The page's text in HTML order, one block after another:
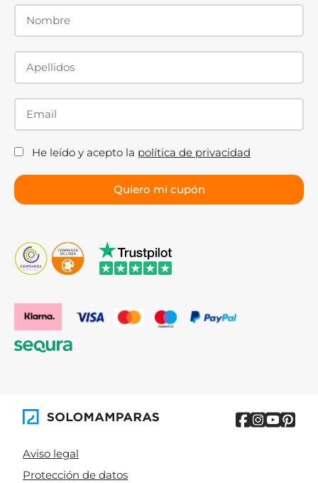
He leído y acepto la política de privacidad
Aviso legal
Protección de datos